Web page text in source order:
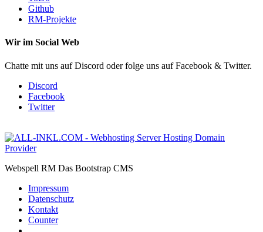
Github
RM-Projekte
Wir im Social Web
Chatte mit uns auf Discord oder folge uns auf Facebook & Twitter.
Discord
Facebook
Twitter
Webspell RM Das Bootstrap CMS
Impressum
Datenschutz
Kontakt
Counter